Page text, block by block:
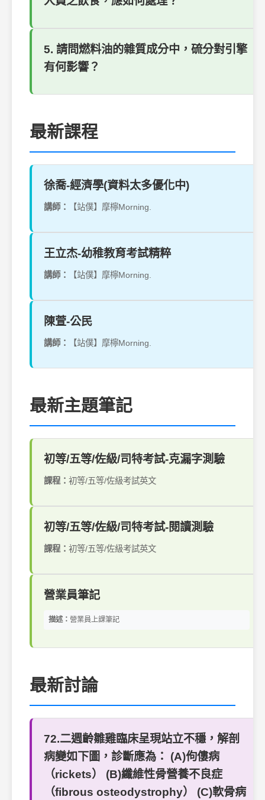
5. 請問燃料油的雜質成分中，硫分對引擎
有何影響？
最新課程
徐喬-經濟學(資料太多優化中)
講師： 【站僕】摩檸Morning.
王立杰-幼稚教育考試精粹
講師： 【站僕】摩檸Morning.
陳萱-公民
講師： 【站僕】摩檸Morning.
最新主題筆記
初等/五等/佐級/司特考試-克漏字測驗
課程： 初等/五等/佐級考試英文
初等/五等/佐級/司特考試-閱讀測驗
課程： 初等/五等/佐級考試英文
營業員筆記
描述： 營業員上課筆記
最新討論
72.二週齡雛雞臨床呈現站立不穩，解剖
病變如下圖，診斷應為： (A)佝僂病
（rickets） (B)纖維性骨營養不良症
（fibrous osteodystrophy） (C)軟骨病